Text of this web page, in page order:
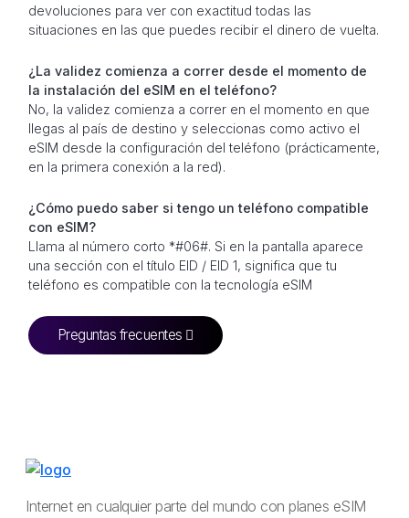
devoluciones para ver con exactitud todas las
situaciones en las que puedes recibir el dinero de vuelta.
¿La validez comienza a correr desde el momento de
la instalación del eSIM en el teléfono?
No, la validez comienza a correr en el momento en que
llegas al país de destino y seleccionas como activo el
eSIM desde la configuración del teléfono (prácticamente,
en la primera conexión a la red).
¿Cómo puedo saber si tengo un teléfono compatible
con eSIM?
Llama al número corto *#06#. Si en la pantalla aparece
una sección con el título EID / EID 1, significa que tu
teléfono es compatible con la tecnología eSIM
Preguntas frecuentes
Internet en cualquier parte del mundo con planes eSIM